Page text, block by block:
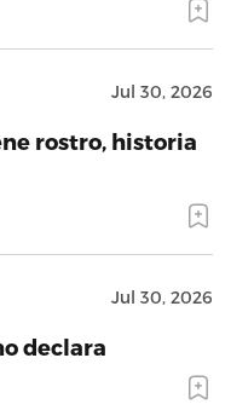
Jul 30, 2026
rostro, historia
Jul 30, 2026
declara